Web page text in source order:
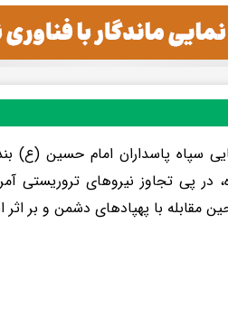
سپاه پاسداران امام حسین (ع)
چهارشنبه ۱۷ تیرماه، در پی تجاوز نیروهای
مقابله با پهپادهای دشمن و بر